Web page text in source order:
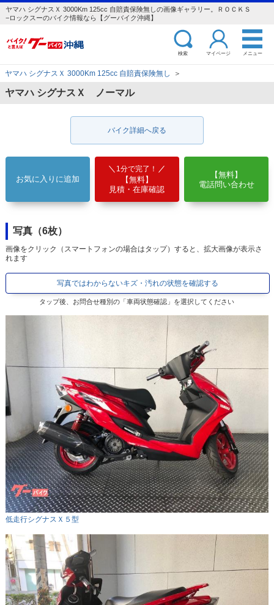
ヤマハ シグナスＸ 3000Km 125cc 自賠責保険無しの画像ギャラリー。ＲＯＣＫＳ
−ロックスーのバイク情報なら【グーバイク沖縄】
検索 マイページ メニュー
ヤマハ シグナスＸ 3000Km 125cc 自賠責保険無し ＞
ヤマハ シグナスＸ ノーマル
バイク詳細へ戻る
お気に入りに追加
1分で完了！
【無料】
見積・在庫確認
【無料】
電話問い合わせ
写真（6枚）
画像をクリック（スマートフォンの場合はタップ）すると、拡大画像が表示さ
れます
写真ではわからないキズ・汚れの状態を確認する
タップ後、お問合せ種別の「車両状態確認」を選択してください
低走行シグナスＸ５型